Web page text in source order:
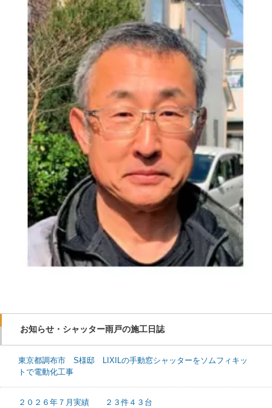
お知らせ・シャッター雨戸の施工日誌
東京都調布市 S様邸 LIXILの手動窓シャッターをソムフィキッ
トで電動化工事
２０２６年７月実績 ２３件４３台